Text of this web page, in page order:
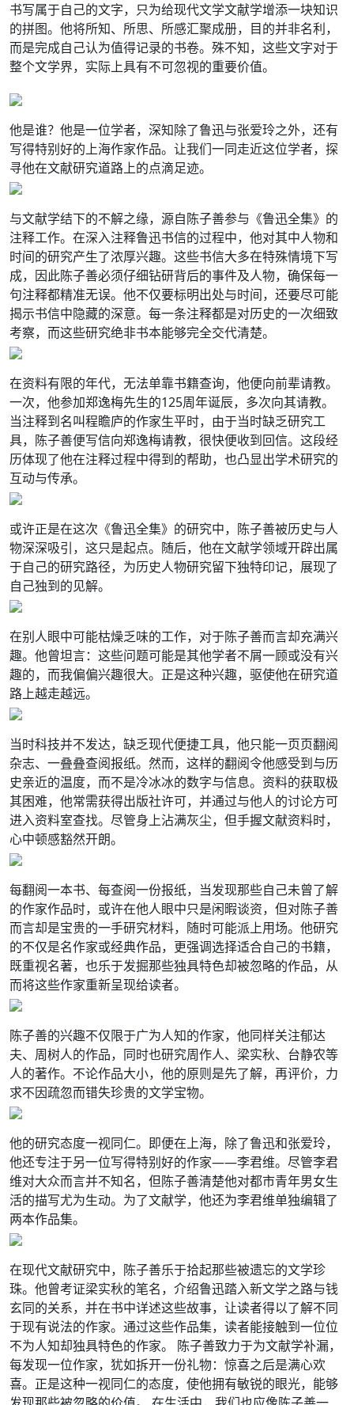
书写属于自己的文字，只为给现代文学文献学增添一块知识
的拼图。他将所知、所思、所感汇聚成册，目的并非名利，
而是完成自己认为值得记录的书卷。殊不知，这些文字对于
整个文学界，实际上具有不可忽视的重要价值。
他是谁？他是一位学者，深知除了鲁迅与张爱玲之外，还有
写得特别好的上海作家作品。让我们一同走近这位学者，探
寻他在文献研究道路上的点滴足迹。
与文献学结下的不解之缘，源自陈子善参与《鲁迅全集》的
注释工作。在深入注释鲁迅书信的过程中，他对其中人物和
时间的研究产生了浓厚兴趣。这些书信大多在特殊情境下写
成，因此陈子善必须仔细钻研背后的事件及人物，确保每一
句注释都精准无误。他不仅要标明出处与时间，还要尽可能
揭示书信中隐藏的深意。每一条注释都是对历史的一次细致
考察，而这些研究绝非书本能够完全交代清楚。
在资料有限的年代，无法单靠书籍查询，他便向前辈请教。
一次，他参加郑逸梅先生的125周年诞辰，多次向其请教。
当注释到名叫程瞻庐的作家生平时，由于当时缺乏研究工
具，陈子善便写信向郑逸梅请教，很快便收到回信。这段经
历体现了他在注释过程中得到的帮助，也凸显出学术研究的
互动与传承。
或许正是在这次《鲁迅全集》的研究中，陈子善被历史与人
物深深吸引，这只是起点。随后，他在文献学领域开辟出属
于自己的研究路径，为历史人物研究留下独特印记，展现了
自己独到的见解。
在别人眼中可能枯燥乏味的工作，对于陈子善而言却充满兴
趣。他曾坦言：这些问题可能是其他学者不屑一顾或没有兴
趣的，而我偏偏兴趣很大。正是这种兴趣，驱使他在研究道
路上越走越远。
当时科技并不发达，缺乏现代便捷工具，他只能一页页翻阅
杂志、一叠叠查阅报纸。然而，这样的翻阅令他感受到与历
史亲近的温度，而不是冷冰冰的数字与信息。资料的获取极
其困难，他常需获得出版社许可，并通过与他人的讨论方可
进入资料室查找。尽管身上沾满灰尘，但手握文献资料时，
心中顿感豁然开朗。
每翻阅一本书、每查阅一份报纸，当发现那些自己未曾了解
的作家作品时，或许在他人眼中只是闲暇谈资，但对陈子善
而言却是宝贵的一手研究材料，随时可能派上用场。他研究
的不仅是名作家或经典作品，更强调选择适合自己的书籍，
既重视名著，也乐于发掘那些独具特色却被忽略的作品，从
而将这些作家重新呈现给读者。
陈子善的兴趣不仅限于广为人知的作家，他同样关注郁达
夫、周树人的作品，同时也研究周作人、梁实秋、台静农等
人的著作。不论作品大小，他的原则是先了解，再评价，力
求不因疏忽而错失珍贵的文学宝物。
他的研究态度一视同仁。即便在上海，除了鲁迅和张爱玲，
他还专注于另一位写得特别好的作家——李君维。尽管李君
维对大众而言并不知名，但陈子善清楚他对都市青年男女生
活的描写尤为生动。为了文献学，他还为李君维单独编辑了
两本作品集。
在现代文献研究中，陈子善乐于拾起那些被遗忘的文学珍
珠。他曾考证梁实秋的笔名，介绍鲁迅踏入新文学之路与钱
玄同的关系，并在书中详述这些故事，让读者得以了解不同
于现有说法的作家。通过这些作品集，读者能接触到一位位
不为人知却独具特色的作家。 陈子善致力于为文献学补漏，
每发现一位作家，犹如拆开一份礼物：惊喜之后是满心欢
喜。正是这种一视同仁的态度，使他拥有敏锐的眼光，能够